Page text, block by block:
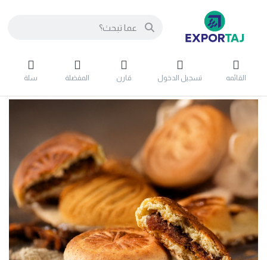
القائمه تسجيل الدخول قارن المفضلة سلة